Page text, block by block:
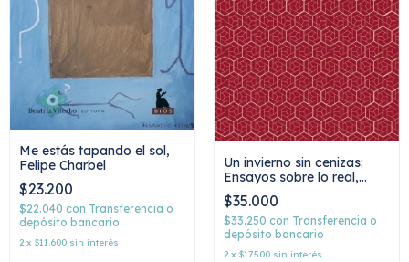
Me estás tapando el sol,
Felipe Charbel
$23.200
$22.040 con Transferencia o
depósito bancario
2 x $11.600 sin interés
Un invierno sin cenizas:
Ensayos sobre lo real,
Luciana Ujidos
$35.000
$33.250 con Transferencia o
depósito bancario
2 x $17.500 sin interés